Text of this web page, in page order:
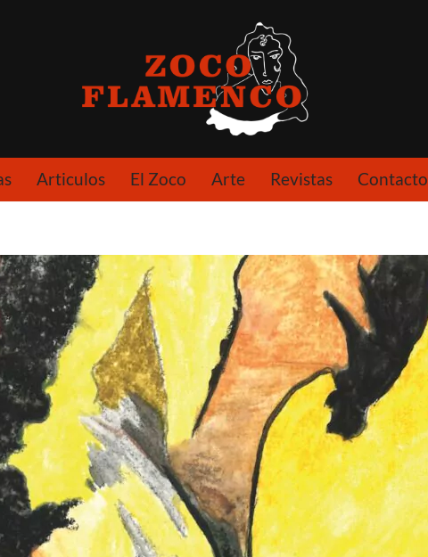
Articulos El Zoco Arte Revistas Contacto